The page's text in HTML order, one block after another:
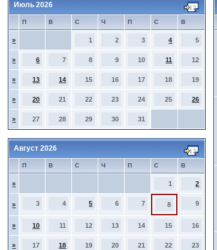
Июль 2026
П В С Ч П С В
» 1 2 3 4 5
» 6 7 8 9 10 11 12
» 13 14 15 16 17 18 19
» 20 21 22 23 24 25 26
» 27 28 29 30 31
Август 2026
П В С Ч П С В
» 1 2
» 3 4 5 6 7 8 9
» 10 11 12 13 14 15 16
» 17 18 19 20 21 22 23